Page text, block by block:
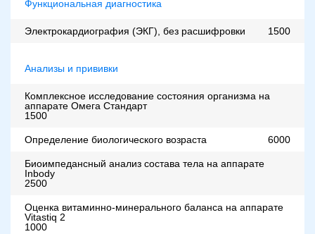
Функциональная диагностика
Электрокардиография (ЭКГ), без расшифровки 1500
Анализы и прививки
Комплексное исследование состояния организма на
аппарате Омега Стандарт
1500
Определение биологического возраста 6000
Биоимпедансный анализ состава тела на аппарате
Inbody
2500
Оценка витаминно-минерального баланса на аппарате
Vitastiq 2
1000